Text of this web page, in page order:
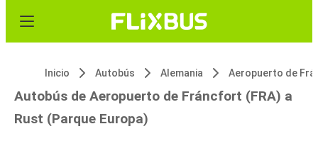
Inicio Autobús Alemania
Autobús de Aeropuerto de Fráncfort (FRA) a
Rust (Parque Europa)